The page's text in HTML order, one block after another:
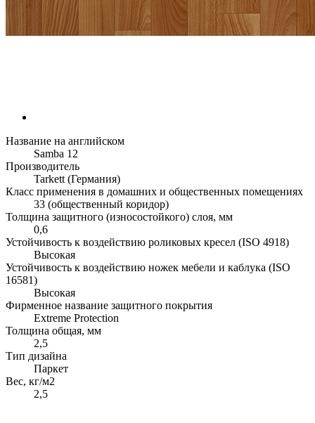
Название на английском
Samba 12
Производитель
Tarkett (Германия)
Класс применения в домашних и общественных помещениях
33 (общественный коридор)
Толщина защитного (износостойкого) слоя, мм
0,6
Устойчивость к воздействию роликовых кресел (ISO 4918)
Высокая
Устойчивость к воздействию ножек мебели и каблука (ISO
16581)
Высокая
Фирменное название защитного покрытия
Extreme Protection
Толщина общая, мм
2,5
Тип дизайна
Паркет
Вес, кг/м2
2,5